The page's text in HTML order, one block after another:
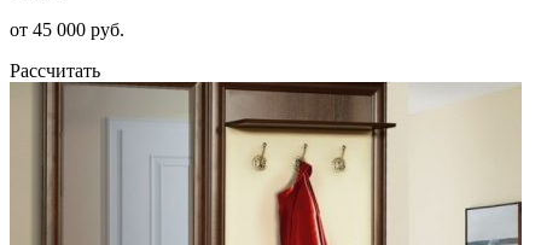
от 45 000 руб.
Рассчитать